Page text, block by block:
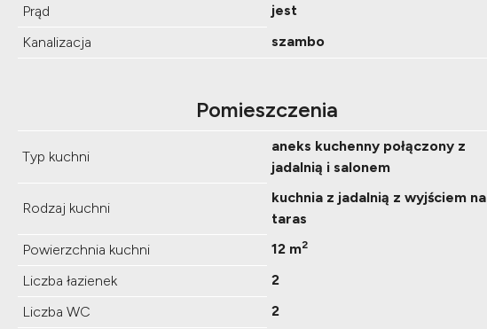
Prąd
jest
Kanalizacja
szambo
Pomieszczenia
Typ kuchni
aneks kuchenny połączony z
jadalnią i salonem
Rodzaj kuchni
kuchnia z jadalnią z wyjściem na
taras
Powierzchnia kuchni
12 m2
Liczba łazienek
2
Liczba WC
2